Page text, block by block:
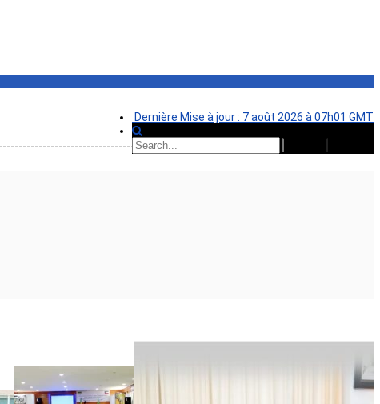
Dernière Mise à jour : 7 août 2026 à 07h01 GMT